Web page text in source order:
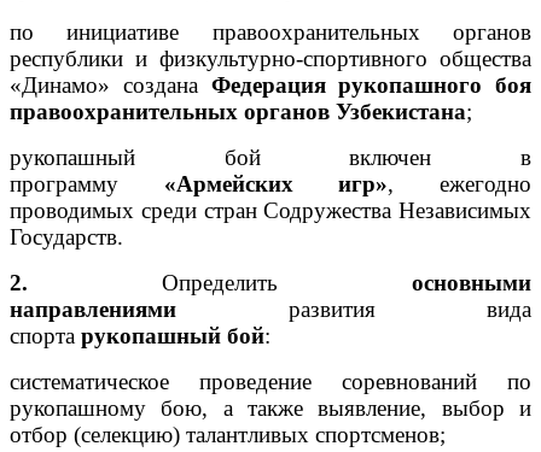
по инициативе правоохранительных органов
республики и физкультурно-спортивного общества
«Динамо» созданаФедерация рукопашного боя
правоохранительных органов Узбекистана;
рукопашный бой включен в
программу «Армейских игр», ежегодно
проводимых среди стран Содружества Независимых
Государств.
2. Определить основными
направлениями развития вида
спорта рукопашный бой:
систематическое проведение соревнований по
рукопашному бою, а также выявление, выбор и
отбор (селекцию) талантливых спортсменов;